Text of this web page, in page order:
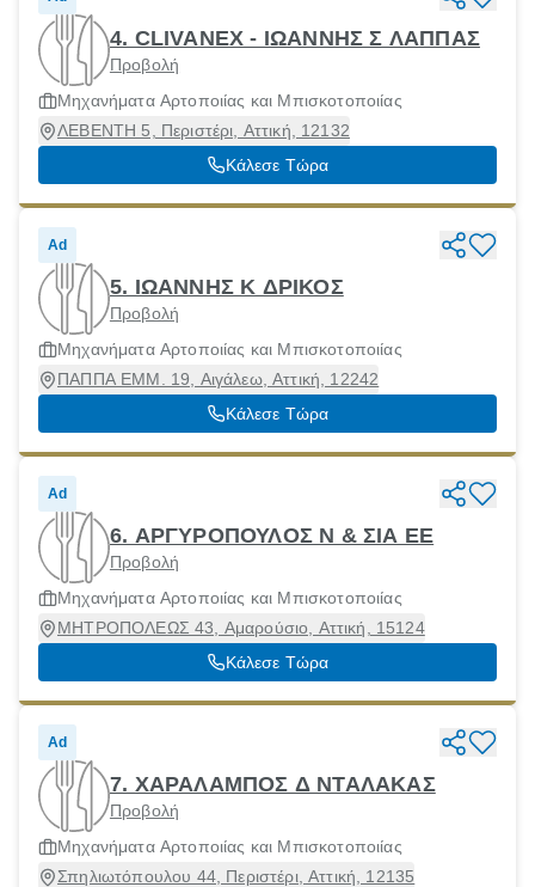
4. CLIVANEX - ΙΩΑΝΝΗΣ Σ ΛΑΠΠΑΣ
Προβολή
Μηχανήματα Αρτοποιίας και Μπισκοτοποιίας
ΛΕΒΕΝΤΗ 5, Περιστέρι, Αττική, 12132
Κάλεσε Τώρα
Ad
5. ΙΩΑΝΝΗΣ Κ ΔΡΙΚΟΣ
Προβολή
Μηχανήματα Αρτοποιίας και Μπισκοτοποιίας
ΠΑΠΠΑ ΕΜΜ. 19, Αιγάλεω, Αττική, 12242
Κάλεσε Τώρα
Ad
6. ΑΡΓΥΡΟΠΟΥΛΟΣ Ν & ΣΙΑ ΕΕ
Προβολή
Μηχανήματα Αρτοποιίας και Μπισκοτοποιίας
ΜΗΤΡΟΠΟΛΕΩΣ 43, Αμαρούσιο, Αττική, 15124
Κάλεσε Τώρα
Ad
7. ΧΑΡΑΛΑΜΠΟΣ Δ ΝΤΑΛΑΚΑΣ
Προβολή
Μηχανήματα Αρτοποιίας και Μπισκοτοποιίας
Σπηλιωτόπουλου 44, Περιστέρι, Αττική, 12135